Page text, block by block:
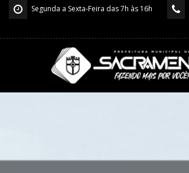
Segunda a Sexta-Feira das 7h às 16h